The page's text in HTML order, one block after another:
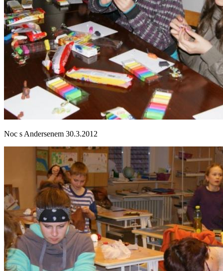
Noc s Andersenem 30.3.2012